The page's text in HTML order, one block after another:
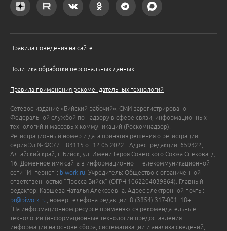
Правила поведения на сайте
Политика обработки персональных данных
Правила применения рекомендательных технологий
Сетевое издание «Бийский рабочий». СМИ зарегистрировано
Федеральной службой по надзору в сфере связи, информационных
технологий и массовых коммуникаций (Роскомнадзор).
Регистрационный номер и дата принятия решения о регистрации:
серия Эл № ФС77 – 83115 от 12.05.2022г. Адрес: редакции: 659322,
Алтайский край, г. Бийск, ул. Имени Героя Советского Союза Спекова, д.
16. Доменное имя сайта в информационно – телекоммуникационной
сети "Интернет": biwork.ru . Учредитель: Общество с ограниченной
ответственностью "Пресса-Бийск" (ОГРН 1062204039864). Главный
редактор: Каршева Наталья Алексеевна. Адрес электронной почты:
br@biwork.ru , номер телефона редакции: 8 (3854) 317-001. 18+
"На информационном ресурсе применяются рекомендательные
технологии (информационные технологии предоставления
информации на основе сбора, систематизации и анализа сведений,